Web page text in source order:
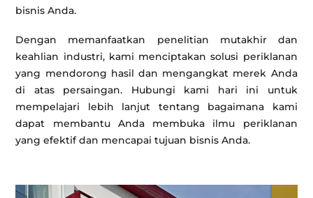
bisnis Anda.
Dengan memanfaatkan penelitian mutakhir dan
keahlian industri, kami menciptakan solusi periklanan
yang mendorong hasil dan mengangkat merek Anda
di atas persaingan. Hubungi kami hari ini untuk
mempelajari lebih lanjut tentang bagaimana kami
dapat membantu Anda membuka ilmu periklanan
yang efektif dan mencapai tujuan bisnis Anda.